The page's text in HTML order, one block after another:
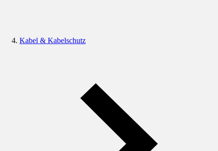
Kabel & Kabelschutz